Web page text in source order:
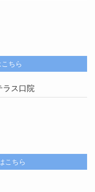
ちら
ラス口院
こちら